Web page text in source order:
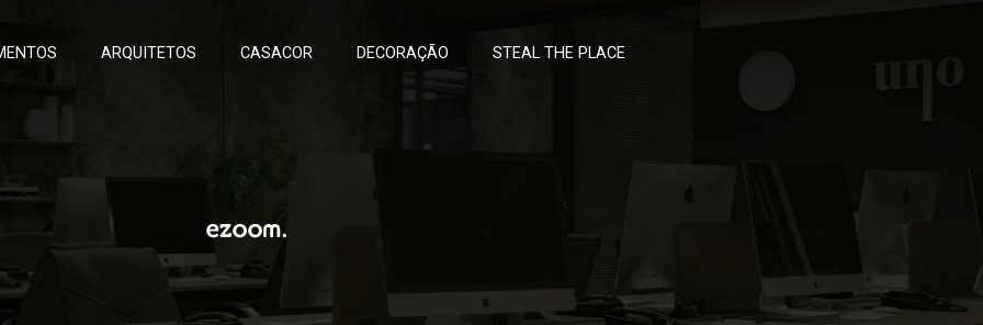
ARQUITETOS CASACOR DECORAÇÃO STEAL THE PLACE